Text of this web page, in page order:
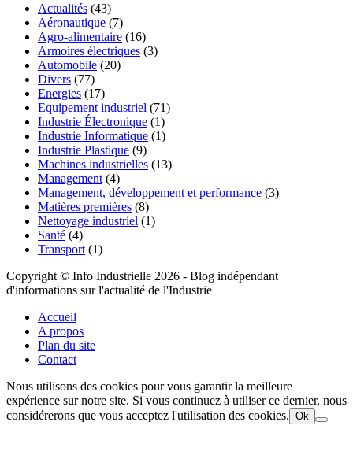
Actualités (43)
Aéronautique (7)
Agro-alimentaire (16)
Armoires électriques (3)
Automobile (20)
Divers (77)
Energies (17)
Equipement industriel (71)
Industrie Électronique (1)
Industrie Informatique (1)
Industrie Plastique (9)
Machines industrielles (13)
Management (4)
Management, développement et performance (3)
Matières premières (8)
Nettoyage industriel (1)
Santé (4)
Transport (1)
Copyright © Info Industrielle 2026 - Blog indépendant
d'informations sur l'actualité de l'Industrie
Accueil
A propos
Plan du site
Contact
Nous utilisons des cookies pour vous garantir la meilleure
expérience sur notre site. Si vous continuez à utiliser ce dernier, nous
considérerons que vous acceptez l'utilisation des cookies. Ok